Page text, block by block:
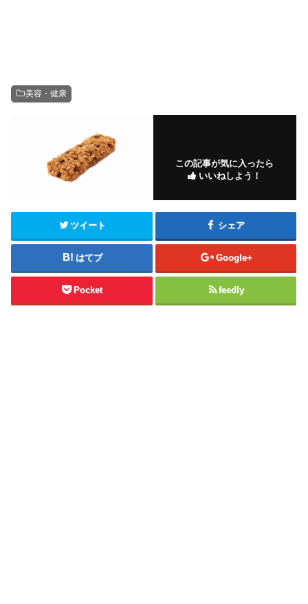
美容・健康
この記事が気に入ったら
いいねしよう！
ツイート シェア
はてブ Google+
Pocket feedly